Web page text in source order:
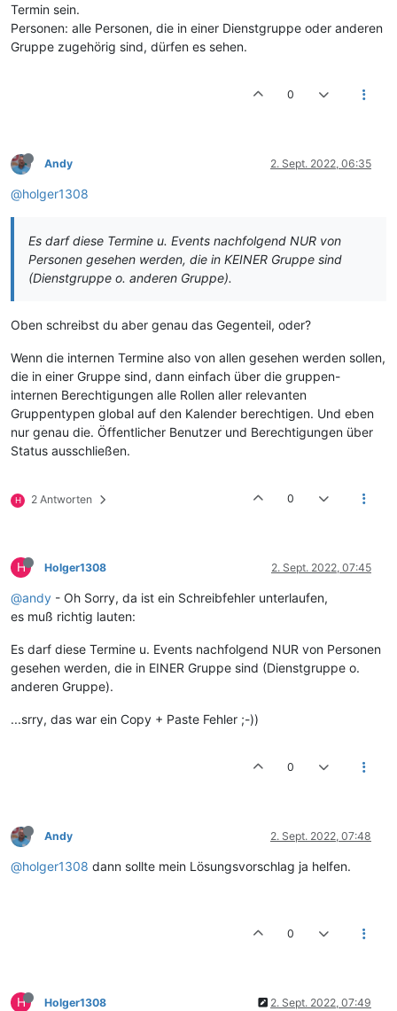
Termin sein.
Personen: alle Personen, die in einer Dienstgruppe oder anderen
Gruppe zugehörig sind, dürfen es sehen.
0
Andy 2. Sept. 2022, 06:35
@holger1308
Es darf diese Termine u. Events nachfolgend NUR von
Personen gesehen werden, die in KEINER Gruppe sind
(Dienstgruppe o. anderen Gruppe).
Oben schreibst du aber genau das Gegenteil, oder?
Wenn die internen Termine also von allen gesehen werden sollen,
die in einer Gruppe sind, dann einfach über die gruppen-
internen Berechtigungen alle Rollen aller relevanten
Gruppentypen global auf den Kalender berechtigen. Und eben
nur genau die. Öffentlicher Benutzer und Berechtigungen über
Status ausschließen.
H 2 Antworten 0
H Holger1308 2. Sept. 2022, 07:45
@andy - Oh Sorry, da ist ein Schreibfehler unterlaufen,
es muß richtig lauten:
Es darf diese Termine u. Events nachfolgend NUR von Personen
gesehen werden, die in EINER Gruppe sind (Dienstgruppe o.
anderen Gruppe).
...srry, das war ein Copy + Paste Fehler ;-))
0
Andy 2. Sept. 2022, 07:48
@holger1308 dann sollte mein Lösungsvorschlag ja helfen.
0
H Holger1308 2. Sept. 2022, 07:49